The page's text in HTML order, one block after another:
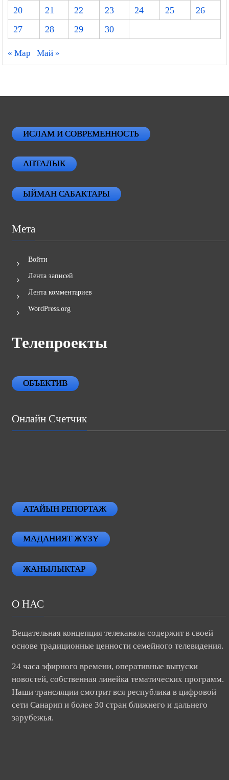
20
21 22 23 24 25
26
27
28 29 30
« Мар Май »
ИСЛАМ И СОВРЕМЕННОСТЬ
АПТАЛЫК
ЫЙМАН САБАКТАРЫ
Мета
Войти
Лента записей
Лента комментариев
WordPress.org
Телепроекты
ОБЪЕКТИВ
Онлайн Счетчик
АТАЙЫН РЕПОРТАЖ
МАДАНИЯТ ЖҮЗҮ
ЖАНЫЛЫКТАР
О НАС
Вещательная концепция телеканала содержит в своей
основе традиционные ценности семейного телевидения.
24 часа эфирного времени, оперативные выпуски
новостей, собственная линейка тематических программ.
Наши трансляции смотрит вся республика в цифровой
сети Санарип и более 30 стран ближнего и дальнего
зарубежья.